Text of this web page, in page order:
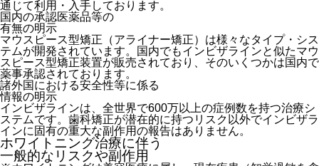
通じて利用・入手しております。
国内の承認医薬品等の
有無の明示
マウスピース型矯正（アライナー矯正）は様々なタイプ・シス
テムが開発されています。国内でもインビザラインと似たマウ
スピース型矯正装置が販売されており、そのいくつかは国内で
薬事承認されております。
諸外国における安全性等に係る
情報の明示
インビザラインは、全世界で600万以上の症例数を持つ治療シ
ステムです。歯科矯正が潜在的に持つリスク以外でインビザラ
インに固有の重大な副作用の報告はありません。
ホワイトニング治療に伴う
一般的なリスクや副作用